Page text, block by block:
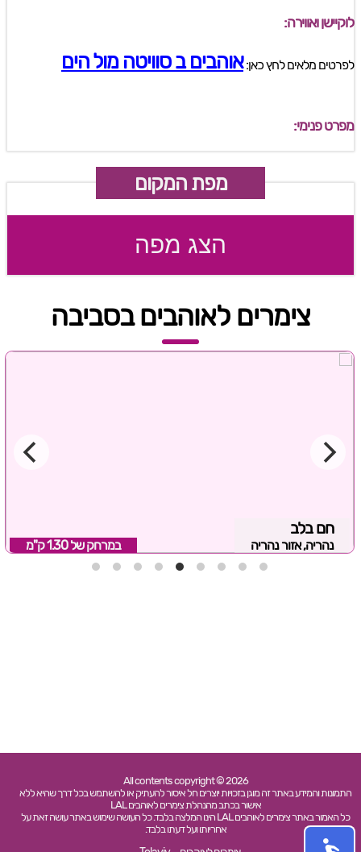
לוקיישן ואווירה:
לפרטים מלאים לחץ כאן:אוהבים ב סוויטה מול הים
מפרט פנימי:
מפת המקום
הצג מפה
צימרים לאוהבים בסביבה
חם בלב
נהריה, אזור נהריה במרחק של 1.30 ק"מ
All contents copyright © 2026
התמונות והמידע באתר זה מוגן בזכויות יוצרים חל איסור להעתיק או להשתמש בכל דרך שהיא ללא
אישור בכתב מהנהלת צימרים לאוהבים LAL
כל האמור באתר צימרים לאוהבים LAL הינו המלצה בלבד. כל העושה שימוש באתר עושה זאת על
אחריותו ועל דעתו בלבד.